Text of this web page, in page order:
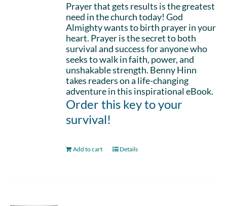
Prayer that gets results is the greatest
need in the church today! God
Almighty wants to birth prayer in your
heart. Prayer is the secret to both
survival and success for anyone who
seeks to walk in faith, power, and
unshakable strength. Benny Hinn
takes readers on a life-changing
adventure in this inspirational eBook.
Order this key to your
survival!
Add to cart Details